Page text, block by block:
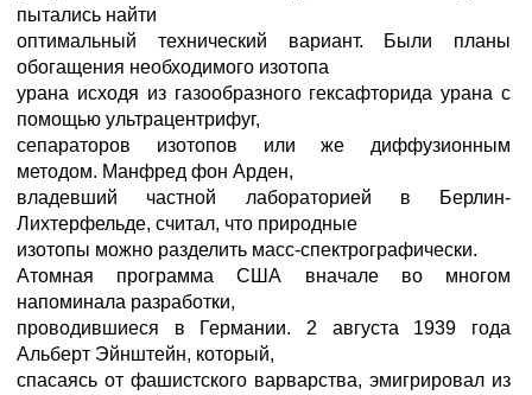
пытались найти
оптимальный технический вариант. Были планы
обогащения необходимого изотопа
урана исходя из газообразного гексафторида урана с
помощью ультрацентрифуг,
сепараторов изотопов или же диффузионным
методом. Манфред фон Арден,
владевший частной лабораторией в Берлин-
Лихтерфельде, считал, что природные
изотопы можно разделить масс-спектрографически.
Атомная программа США вначале во многом
напоминала разработки,
проводившиеся в Германии. 2 августа 1939 года
Альберт Эйнштейн, который,
спасаясь от фашистского варварства, эмигрировал из